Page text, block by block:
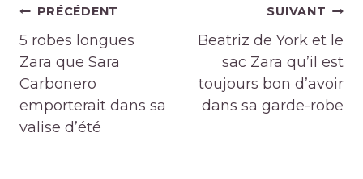
Navigation
de
l’article
PRÉCÉDENT
5 robes longues
Zara que Sara
Carbonero
emporterait dans sa
valise d’été
SUIVANT
Beatriz de York et le
sac Zara qu’il est
toujours bon d’avoir
dans sa garde-robe